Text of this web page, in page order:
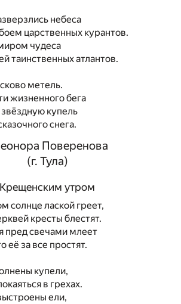
небеса
царственных курантов.
чудеса
таинственных атлантов.
метель.
жизненного бега
купель
снега.
Поверенова
(г. Тула)
Крещенским утром
солнце лаской греет,
кресты блестят.
пред свечами млеет
её за все простят.
купели,
в грехах.
ели,